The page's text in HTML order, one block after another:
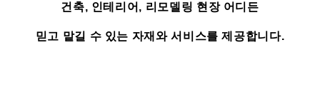
건축, 인테리어, 리모델링 현장 어디든
믿고 맡길 수 있는 자재와 서비스를 제공합니다.